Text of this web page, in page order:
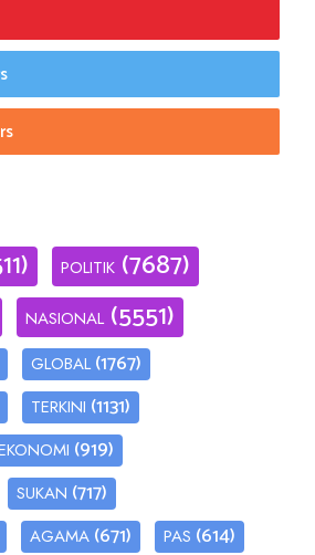
POLITIK (7687)
NASIONAL (5551)
GLOBAL (1767)
TERKINI (1131)
(919)
SUKAN (717)
AGAMA (671) PAS (614)